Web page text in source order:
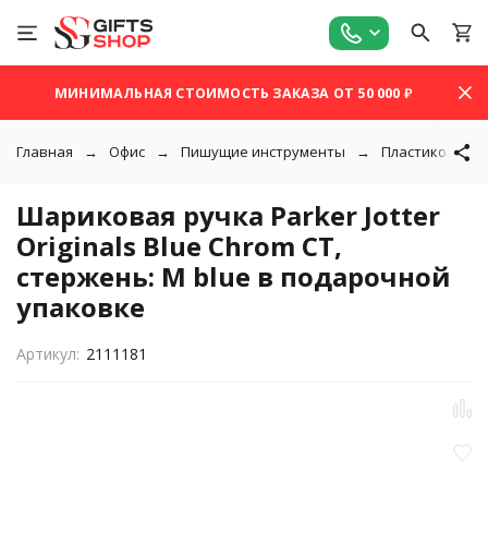
МИНИМАЛЬНАЯ СТОИМОСТЬ ЗАКАЗА ОТ 50 000 ₽
Главная Офис Пишущие инструменты Пластиковые
Шариковая ручка Parker Jotter
Originals Blue Chrom CT,
стержень: M blue в подарочной
упаковке
Артикул: 2111181